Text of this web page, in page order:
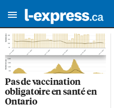
Pas de vaccination
obligatoire en santé en
Ontario